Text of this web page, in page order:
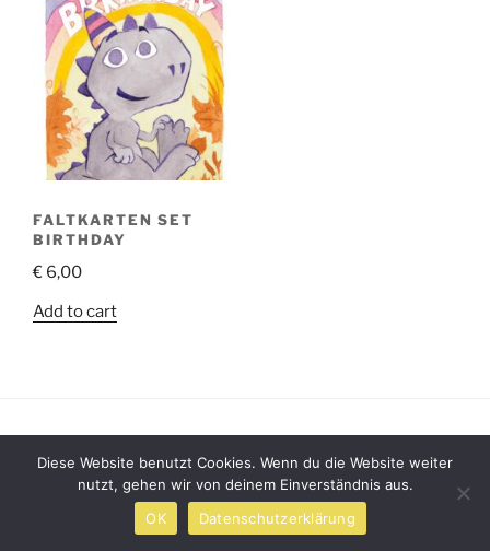
FALTKARTEN SET
BIRTHDAY
€ 6,00
Add to cart
Diese Website benutzt Cookies. Wenn du die Website weiter
nutzt, gehen wir von deinem Einverständnis aus.
OK
Datenschutzerklärung